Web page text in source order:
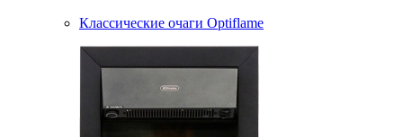
Классические очаги Optiflame